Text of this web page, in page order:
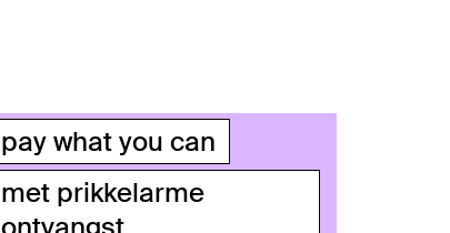
pay what you can
met prikkelarme